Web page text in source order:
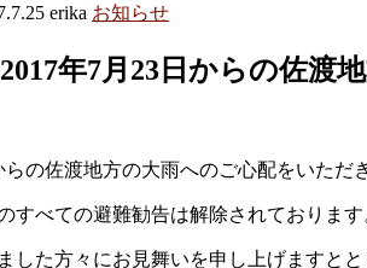
erika お知らせ
］2017年7月23日からの佐
らの佐渡地方の大雨へのご心配をいただ
すべての避難勧告は解除されておりま
した方々にお見舞いを申し上げますと